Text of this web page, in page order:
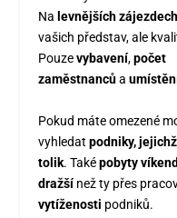
Na levnějších zájezdech
vašich představ, ale
Pouzevybavení,počet
zaměstnancůa
Pokud máte omezené
vyhledatpodniky,
tolik. Taképobyty
dražšínež ty přes
vytíženosti podniků.